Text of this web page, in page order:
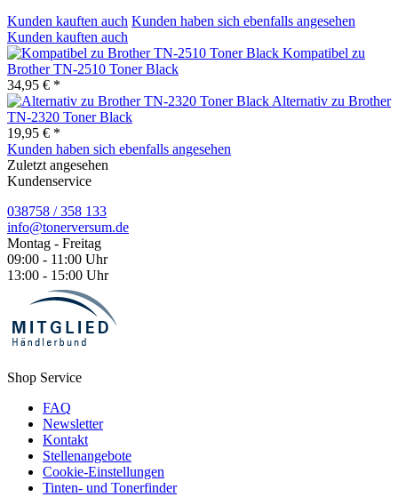
Kunden kauften auch Kunden haben sich ebenfalls angesehen
Kunden kauften auch
Kompatibel zu
Brother TN-2510 Toner Black
34,95 € *
Alternativ zu Brother
TN-2320 Toner Black
19,95 € *
Kunden haben sich ebenfalls angesehen
Zuletzt angesehen
Kundenservice
038758 / 358 133
info@tonerversum.de
Montag - Freitag
09:00 - 11:00 Uhr
13:00 - 15:00 Uhr
Shop Service
FAQ
Newsletter
Kontakt
Stellenangebote
Cookie-Einstellungen
Tinten- und Tonerfinder